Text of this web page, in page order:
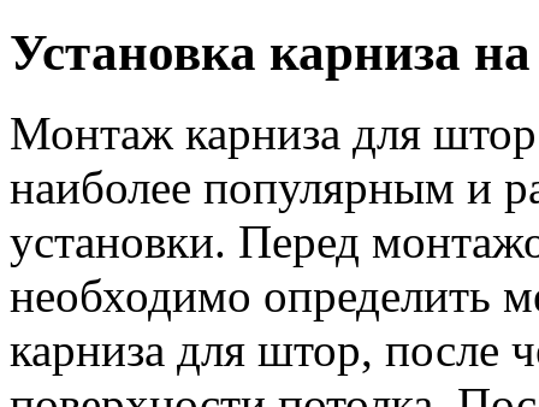
Установка карниза
Монтаж карниза для штор
наиболее популярным и
установки. Перед
необходимо определить
карниза для штор, после